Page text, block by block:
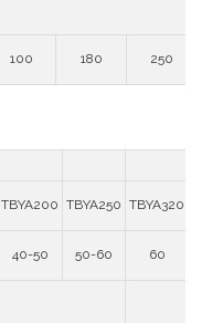
100 180 250
TBYA200 TBYA250 TBYA320
40-50 50-60 60